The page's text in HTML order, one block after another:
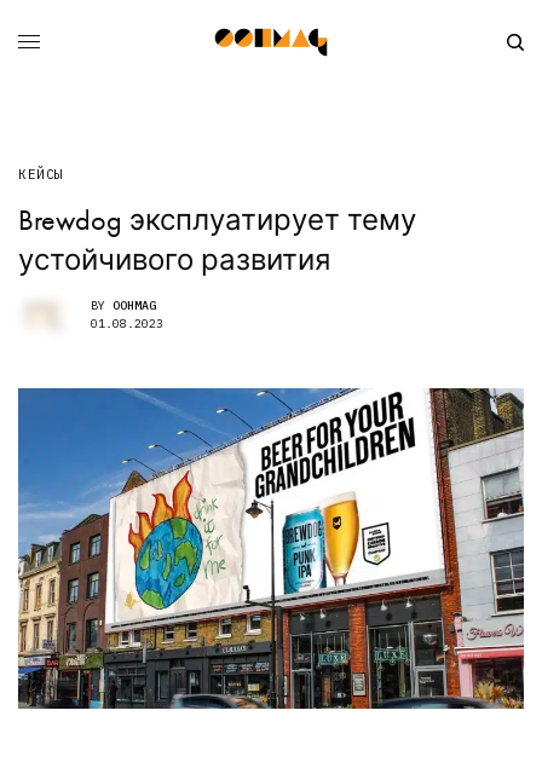
КЕЙСЫ
Brewdog эксплуатирует тему
устойчивого развития
BY OOHMAG
01.08.2023